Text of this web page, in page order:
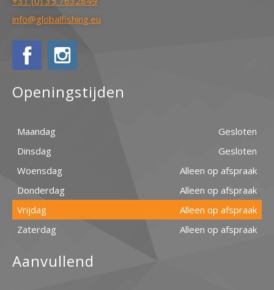
info@globalfishing.eu
Openingstijden
Maandag
Gesloten
Dinsdag
Gesloten
Woensdag
Alleen op afspraak
Donderdag
Alleen op afspraak
Vrijdag
Alleen op afspraak
Zaterdag
Alleen op afspraak
Aanvullend